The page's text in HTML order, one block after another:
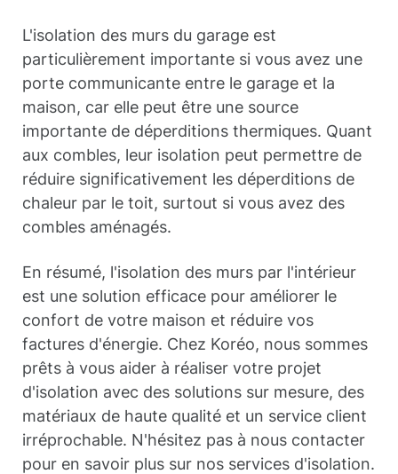
L'isolation des murs du garage est
particulièrement importante si vous avez une
porte communicante entre le garage et la
maison, car elle peut être une source
importante de déperditions thermiques. Quant
aux combles, leur isolation peut permettre de
réduire significativement les déperditions de
chaleur par le toit, surtout si vous avez des
combles aménagés.
En résumé, l'isolation des murs par l'intérieur
est une solution efficace pour améliorer le
confort de votre maison et réduire vos
factures d'énergie. Chez Koréo, nous sommes
prêts à vous aider à réaliser votre projet
d'isolation avec des solutions sur mesure, des
matériaux de haute qualité et un service client
irréprochable. N'hésitez pas à nous contacter
pour en savoir plus sur nos services d'isolation.